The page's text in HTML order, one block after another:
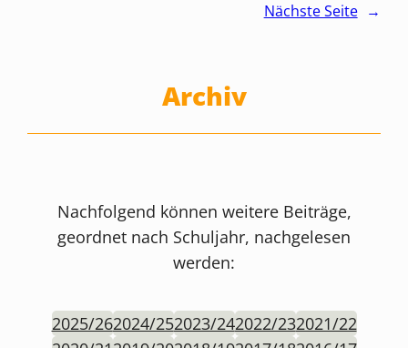
Nächste Seite →
Archiv
Nachfolgend können weitere Beiträge,
geordnet nach Schuljahr, nachgelesen
werden:
2025/262024/252023/242022/232021/22